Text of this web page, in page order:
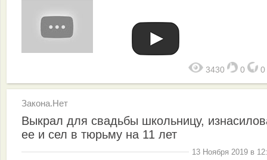
3430 0 0
Закона.Нет
Выкрал для свадьбы школьницу,
ее и сел в тюрьму на 11 лет
13 Ноября 2019 в